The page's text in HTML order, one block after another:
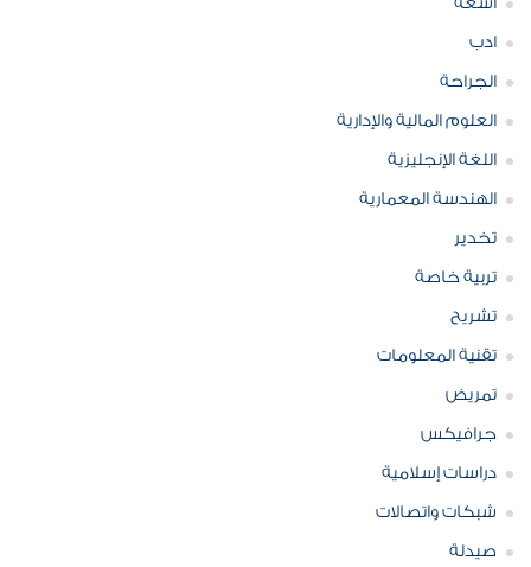
ادب
الجراحة
العلوم المالية والإدارية
اللغة الإنجليزية
الهندسة المعمارية
تخدير
تربية خاصة
تشريح
تقنية المعلومات
تمريض
جرافيكس
دراسات إسلامية
شبكات واتصالات
صيدلة